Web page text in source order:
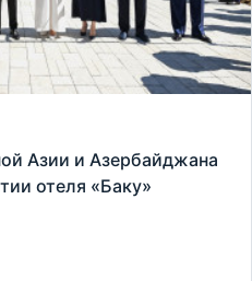
Азии и Азербайджана
отеля «Баку»